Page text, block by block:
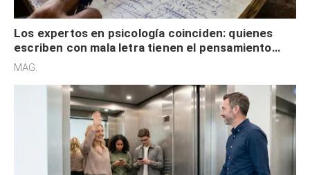
Los expertos en psicología coinciden: quienes
escriben con mala letra tienen el pensamiento
acelerado y no lo hacen por desinterés
MAG.